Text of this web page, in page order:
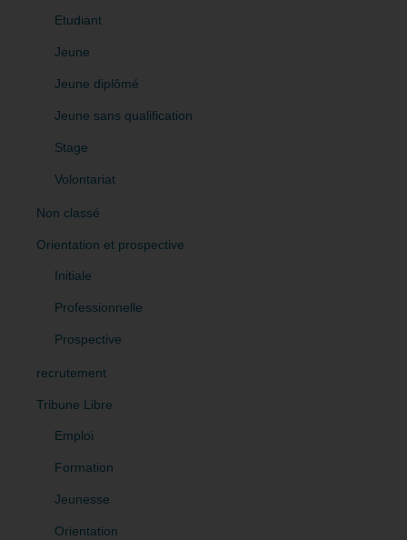
Etudiant
Jeune
Jeune diplômé
Jeune sans qualification
Stage
Volontariat
Non classé
Orientation et prospective
Initiale
Professionnelle
Prospective
recrutement
Tribune Libre
Emploi
Formation
Jeunesse
Orientation